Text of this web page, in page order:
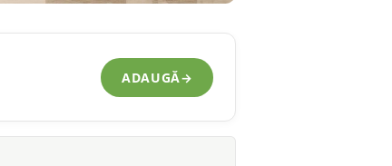
ADAUGĂ→